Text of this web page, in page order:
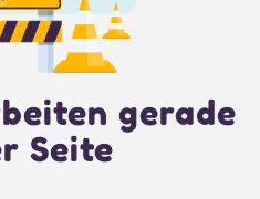
gerade
Seite